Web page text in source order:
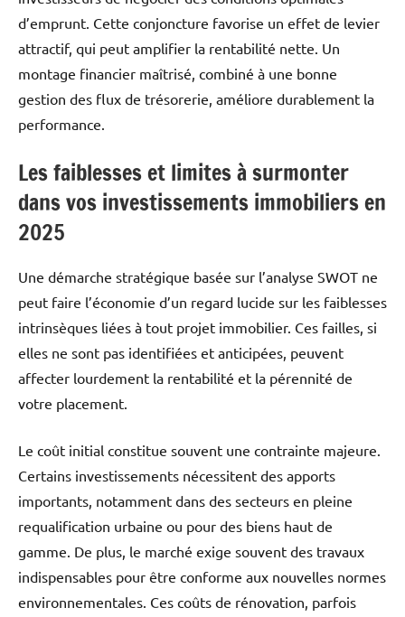
d’emprunt. Cette conjoncture favorise un effet de levier
attractif, qui peut amplifier la rentabilité nette. Un
montage financier maîtrisé, combiné à une bonne
gestion des flux de trésorerie, améliore durablement la
performance.
Les faiblesses et limites à surmonter
dans vos investissements immobiliers en
2025
Une démarche stratégique basée sur l’analyse SWOT ne
peut faire l’économie d’un regard lucide sur les faiblesses
intrinsèques liées à tout projet immobilier. Ces failles, si
elles ne sont pas identifiées et anticipées, peuvent
affecter lourdement la rentabilité et la pérennité de
votre placement.
Le coût initial constitue souvent une contrainte majeure.
Certains investissements nécessitent des apports
importants, notamment dans des secteurs en pleine
requalification urbaine ou pour des biens haut de
gamme. De plus, le marché exige souvent des travaux
indispensables pour être conforme aux nouvelles normes
environnementales. Ces coûts de rénovation, parfois